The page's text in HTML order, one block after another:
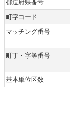
都道府県番号
町字コード
マッチング番号
町丁・字等番号
基本単位区数